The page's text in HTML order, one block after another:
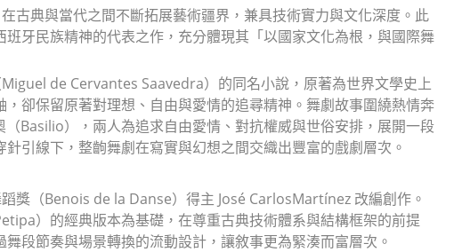
古典與當代之間不斷拓展藝術疆界，兼具技術實力與文化深度。此
牙民族精神的代表之作，充分體現其「以國家文化為根，與國際舞
de Cervantes Saavedra）的同名小說，原著為世界文學史上
卻保留原著對理想、自由與愛情的追尋精神。舞劇故事圍繞熱情奔
Basilio），兩人為追求自由愛情、對抗權威與世俗安排，展開一段
引線下，整齣舞劇在寫實與幻想之間交織出豐富的戲劇層次。
獎（Benois de la Danse）得主 José CarlosMartínez 改編創作。
）的經典版本為基礎，在尊重古典技術體系與結構框架的前提
段節奏與場景轉換的流動設計，讓敘事更為緊湊而富層次。